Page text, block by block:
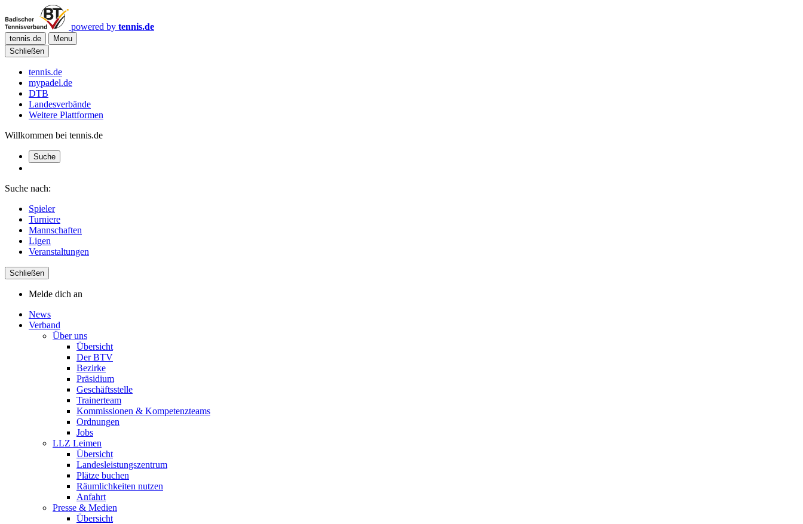
powered by tennis.de
tennis.de
Menu
Schließen
tennis.de
mypadel.de
DTB
Landesverbände
Weitere Plattformen
Willkommen bei tennis.de
Suche
Suche nach:
Spieler
Turniere
Mannschaften
Ligen
Veranstaltungen
Schließen
Melde dich an
News
Verband
Über uns
Übersicht
Der BTV
Bezirke
Präsidium
Geschäftsstelle
Trainerteam
Kommissionen & Kompetenzteams
Ordnungen
Jobs
LLZ Leimen
Übersicht
Landesleistungszentrum
Plätze buchen
Räumlichkeiten nutzen
Anfahrt
Presse & Medien
Übersicht